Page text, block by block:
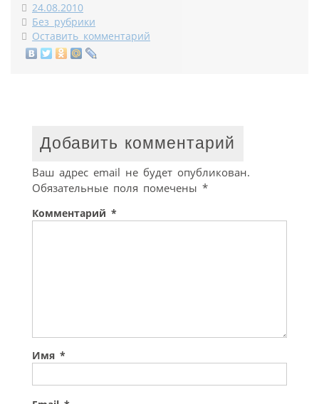
24.08.2010
Без рубрики
Оставить комментарий
Добавить комментарий
Ваш адрес email не будет опубликован.
Обязательные поля помечены *
Комментарий *
Имя *